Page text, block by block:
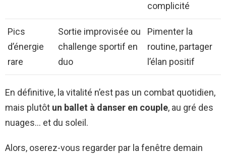
complicité
Pics
d’énergie
rare
Sortie improvisée ou
challenge sportif en
duo
Pimenter la
routine, partager
l’élan positif
En définitive, la vitalité n’est pas un combat quotidien,
mais plutôt un ballet à danser en couple, au gré des
nuages… et du soleil.
Alors, oserez-vous regarder par la fenêtre demain